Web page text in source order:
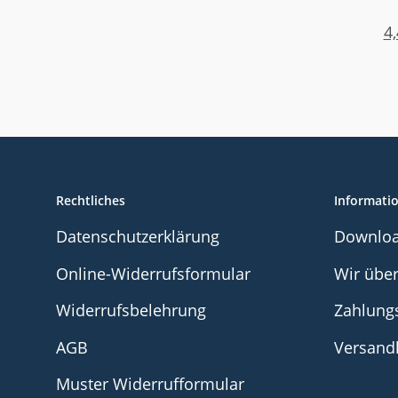
x
Rechtliches
Datenschutzerklärung
Online-Widerrufsformular
Widerrufsbelehrung
AGB
Muster Widerrufformular
Wir